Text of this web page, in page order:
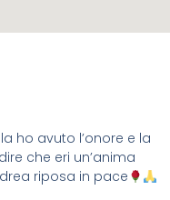
ho avuto l’onore e la
che eri un’anima
riposa in pace